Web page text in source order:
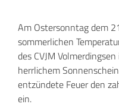
Am Ostersonntag dem
sommerlichen
des CVJM
herrlichem
entzündete Feuer den
ein.